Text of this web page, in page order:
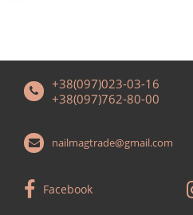
+38(097)023-03-16
+38(097)762-80-00
nailmagtrade@gmail.com
Facebook